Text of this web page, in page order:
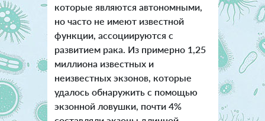
которые являются автономными,
но часто не имеют известной
функции, ассоциируются с
развитием рака. Из примерно 1,25
миллиона известных и
неизвестных экзонов, которые
удалось обнаружить с помощью
экзонной ловушки, почти 4%